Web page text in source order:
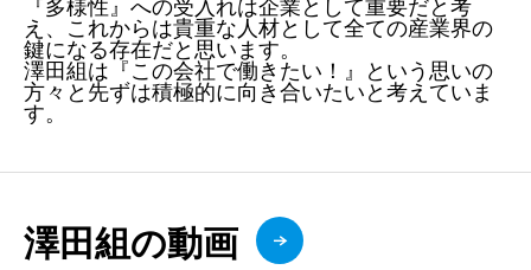
『多様性』への受入れは企業として重要だと考
え、これからは貴重な人材として全ての産業界の
鍵になる存在だと思います。
澤田組は『この会社で働きたい！』という思いの
方々と先ずは積極的に向き合いたいと考えていま
す。
澤田組の動画